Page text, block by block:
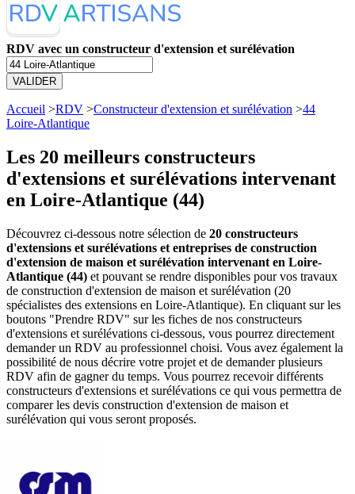
RDV avec un constructeur d'extension et surélévation
VALIDER
Accueil >RDV >Constructeur d'extension et surélévation >44
Loire-Atlantique
Les 20 meilleurs constructeurs
d'extensions et surélévations intervenant
en Loire-Atlantique (44)
Découvrez ci-dessous notre sélection de 20 constructeurs
d'extensions et surélévations et entreprises de construction
d'extension de maison et surélévation intervenant en Loire-
Atlantique (44) et pouvant se rendre disponibles pour vos travaux
de construction d'extension de maison et surélévation (20
spécialistes des extensions en Loire-Atlantique). En cliquant sur les
boutons "Prendre RDV" sur les fiches de nos constructeurs
d'extensions et surélévations ci-dessous, vous pourrez directement
demander un RDV au professionnel choisi. Vous avez également la
possibilité de nous décrire votre projet et de demander plusieurs
RDV afin de gagner du temps. Vous pourrez recevoir différents
constructeurs d'extensions et surélévations ce qui vous permettra de
comparer les devis construction d'extension de maison et
surélévation qui vous seront proposés.